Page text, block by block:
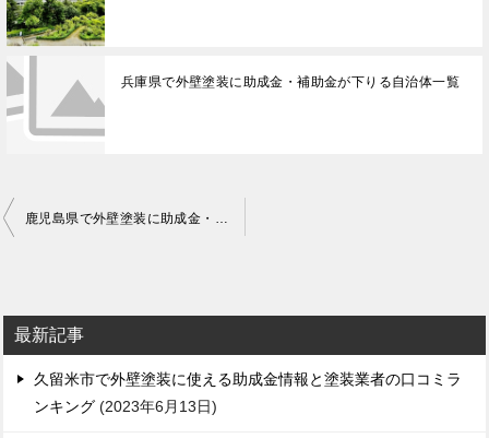
兵庫県で外壁塗装に助成金・補助金が下りる自治体一覧
投
ビ
ゲ
ー
鹿児島県で外壁塗装に助成金・補助金が下りる自治体一覧
最新記事
久留米市で外壁塗装に使える助成金情報と塗装業者の口コミラ
ンキング
2023年6月13日